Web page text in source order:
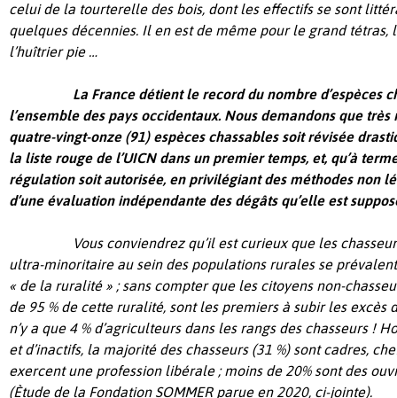
celui de la tourterelle des bois, dont les effectifs se sont
quelques décennies. Il en est de même pour le grand tétras,
l’huîtrier pie …
La France détient le record du nombre d’espèces
l’ensemble des pays occidentaux. Nous demandons que
quatre-vingt-onze (91) espèces chassables soit révisée
la liste rouge de l’UICN dans un premier temps, et, qu’à
régulation soit autorisée, en privilégiant des méthodes non
d’une évaluation indépendante des dégâts qu’elle est
Vous conviendrez qu’il est curieux que les
ultra-minoritaire au sein des populations rurales se
« de la ruralité » ; sans compter que les citoyens non-
de 95 % de cette ruralité, sont les premiers à subir les excès
n’y a que 4 % d’agriculteurs dans les rangs des chasseurs !
et d’inactifs, la majorité des chasseurs (31 %) sont cadres,
exercent une profession libérale ; moins de 20% sont des
(Ètude de la Fondation SOMMER parue en 2020, ci-jointe).